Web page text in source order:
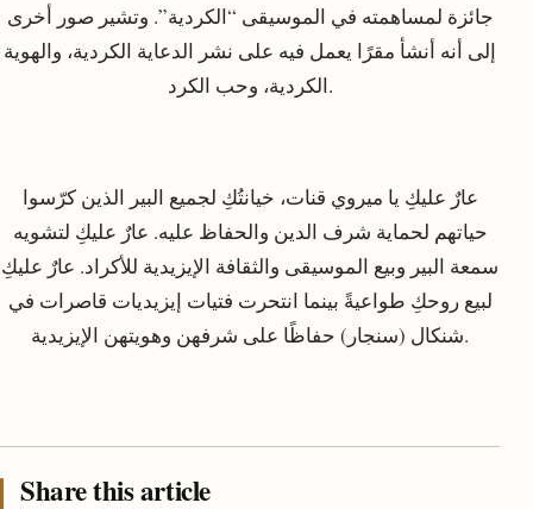
جائزة لمساهمته في الموسيقى “الكردية”. وتشير صور أخرى
إلى أنه أنشأ مقرًا يعمل فيه على نشر الدعاية الكردية، والهوية
الكردية، وحب الكرد.
عارٌ عليكِ يا ميروي قنات، خيانتُكِ لجميع البير الذين كرّسوا
حياتهم لحماية شرف الدين والحفاظ عليه. عارٌ عليكِ لتشويه
سمعة البير وبيع الموسيقى والثقافة الإيزيدية للأكراد. عارٌ عليكِ
لبيع روحكِ طواعيةً بينما انتحرت فتيات إيزيديات قاصرات في
شنكال (سنجار) حفاظًا على شرفهن وهويتهن الإيزيدية.
Share this article